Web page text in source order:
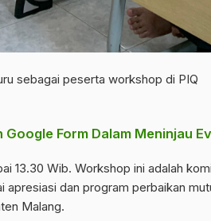
sebagai peserta workshop di PIQ
Form Dalam Meninjau
13.30 Wib. Workshop ini adalah
apresiasi dan program perbaikan
Malang.